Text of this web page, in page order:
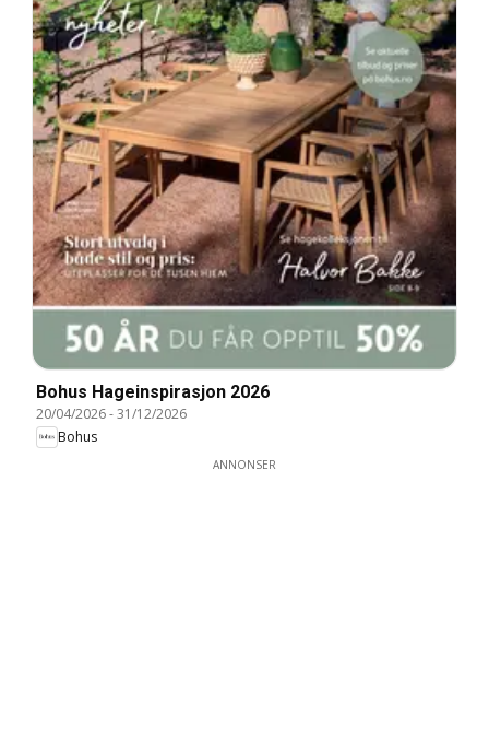
Bohus Hageinspirasjon 2026
20/04/2026-31/12/2026
Bohus
ANNONSER